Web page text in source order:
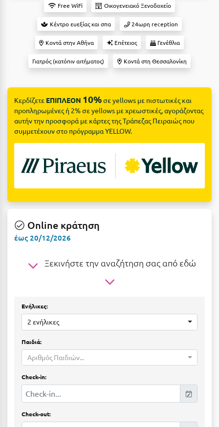
Βραχάτι Κορινθίας
Γαλαξiδι
Γλυφάδα
Γρεβενά
Γύθειο
Δελφοί
Ε
Ελάτη Αρκαδίας
Ελληνικό Αρκαδίας
Ερμιόνη
Ευρυτανία
Ζαγοροχώρια
Ζάκυνθος
Δες όλες τις προσφορές
Δες όλα τα πακέτα διακοπών
Free WiFi Οικογενειακό Ξενοδοχείο
Κέντρο ευεξίας και σπα 24ωρη reception
Κοντά στην Αθήνα Επέτειος Γενέθλια
Γιατρός (κατόπιν αιτήματος) Κοντά στη Θεσσαλονίκη
Κερδίζετε ΕΠΙΠΛΕΟΝ 10%σε yellows με πιστωτικές και
προπληρωμένες ή 2% σε yellows με χρεωστικές, αγοράζοντας
αυτήν την προσφορά με κάρτες της Τράπεζας Πειραιώς που
συμμετέχουν στο πρόγραμμα YELLOW.
Online κράτηση
έως 20/12/2026
Ξεκινήστε την αναζήτηση σας από εδώ
Ενήλικες:
2 ενήλικες
Παιδιά:
Αριθμός Παιδιών...
Check-in:
Check-out: